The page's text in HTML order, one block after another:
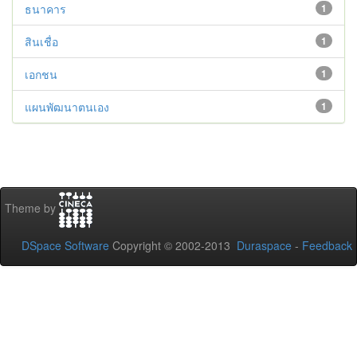
1
ธนาคาร
1
สินเชื่อ
1
เอกชน
1
แผนพัฒนาตนเอง
Theme by
DSpace Software Copyright © 2002-2013 Duraspace - Feedback